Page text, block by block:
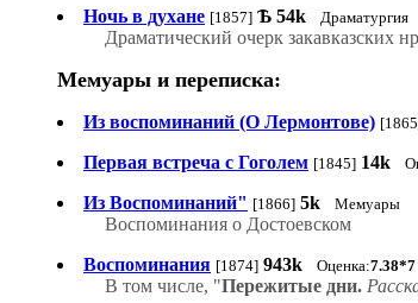
Ночь в духане [1857] Ѣ 54k Драматургия
Драматический очерк закавказских
Мемуары и переписка:
Из воспоминаний (О Лермонтове)
Первая встреча с Гоголем [1845] 14k
Из Воспоминаний" [1866] 5k Мемуары
Воспоминания о Достоевском
Воспоминания [1874] 943k Оценка:7.38*7
В том числе, "Пережитые дни.